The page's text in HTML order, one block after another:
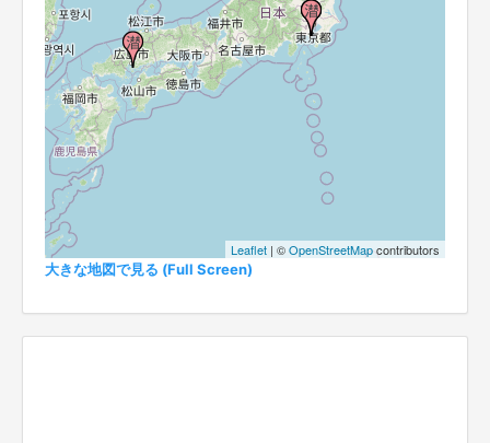
Leaflet | ©OpenStreetMapcontributors
大きな地図で見る (Full Screen)